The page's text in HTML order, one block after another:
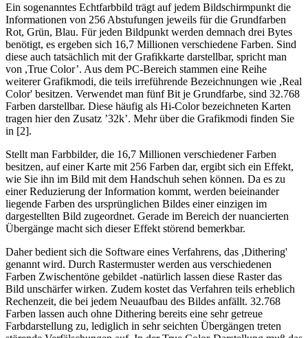
Ein sogenanntes Echtfarbbild trägt auf jedem Bildschirmpunkt die
Informationen von 256 Abstufungen jeweils für die Grundfarben
Rot, Grün, Blau. Für jeden Bildpunkt werden demnach drei Bytes
benötigt, es ergeben sich 16,7 Millionen verschiedene Farben. Sind
diese auch tatsächlich mit der Grafikkarte darstellbar, spricht man
von ,True Color’. Aus dem PC-Bereich stammen eine Reihe
weiterer Grafikmodi, die teils irreführende Bezeichnungen wie ,Real
Color' besitzen. Verwendet man fünf Bit je Grundfarbe, sind 32.768
Farben darstellbar. Diese häufig als Hi-Color bezeichneten Karten
tragen hier den Zusatz ’32k’. Mehr über die Grafikmodi finden Sie
in [2].
Stellt man Farbbilder, die 16,7 Millionen verschiedener Farben
besitzen, auf einer Karte mit 256 Farben dar, ergibt sich ein Effekt,
wie Sie ihn im Bild mit dem Handschuh sehen können. Da es zu
einer Reduzierung der Information kommt, werden beieinander
liegende Farben des ursprünglichen Bildes einer einzigen im
dargestellten Bild zugeordnet. Gerade im Bereich der nuancierten
Übergänge macht sich dieser Effekt störend bemerkbar.
Daher bedient sich die Software eines Verfahrens, das ,Dithering'
genannt wird. Durch Rastermuster werden aus verschiedenen
Farben Zwischentöne gebildet -natürlich lassen diese Raster das
Bild unschärfer wirken. Zudem kostet das Verfahren teils erheblich
Rechenzeit, die bei jedem Neuaufbau des Bildes anfällt. 32.768
Farben lassen auch ohne Dithering bereits eine sehr getreue
Farbdarstellung zu, lediglich in sehr seichten Übergängen treten